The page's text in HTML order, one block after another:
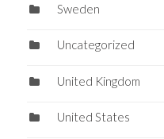
Sweden
Uncategorized
United Kingdom
United States